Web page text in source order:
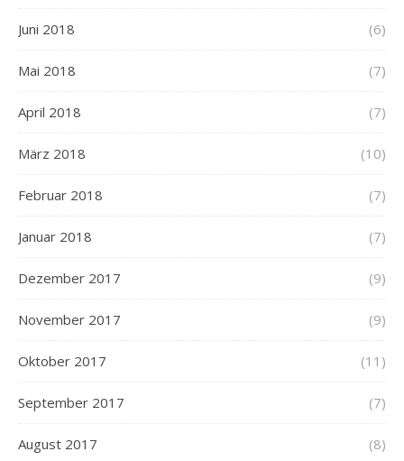
Juni 2018 (6)
Mai 2018 (7)
April 2018 (7)
März 2018 (10)
Februar 2018 (7)
Januar 2018 (7)
Dezember 2017 (9)
November 2017 (9)
Oktober 2017 (11)
September 2017 (7)
August 2017 (8)